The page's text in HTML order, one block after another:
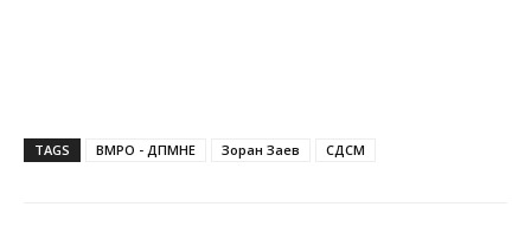
TAGS ВМРО - ДПМНЕ Зоран Заев СДСМ